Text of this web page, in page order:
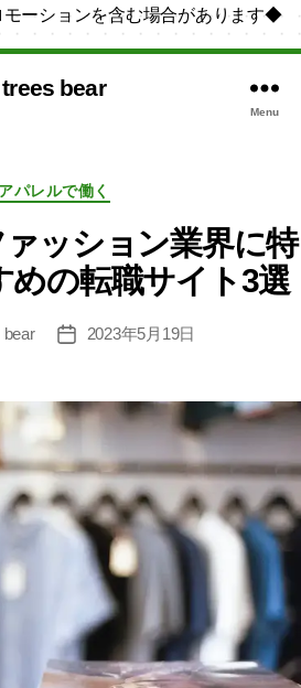
ーションを含む場合があります◆
trees bear
Menu
Categories
アパレルで働く
ッション業界に特
めの転職サイト3選
bear
Post2023年5月19日